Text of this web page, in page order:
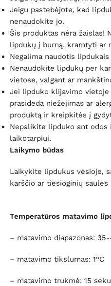
Jeigu pastebėjote, kad
nenaudokite jo.
Šis produktas nėra žaislas!
lipdukų į burną, kramtyti ar
Negalima naudotis lipdukais
Nenaudokite lipdukų per
vietose, valgant ar
Jei lipduko klijavimo vietoje
prasideda niežėjimas ar
produktą ir kreipkitės į
Nepalikite lipduko ant odos
laikotarpiui.
Laikymo būdas
Laikykite lipdukus vėsioje,
karščio ar tiesioginių saulės
Temperatūros matavimo
– matavimo diapazonas: 35-
– matavimo tikslumas: 1°C
– matavimo trukmė: 15